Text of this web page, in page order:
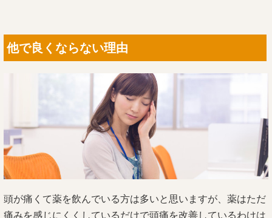
他で良くならない理由
頭が痛くて薬を飲んでいる方は多いと思いますが、薬はただ
痛みを感じにくくしているだけで頭痛を改善しているわけは